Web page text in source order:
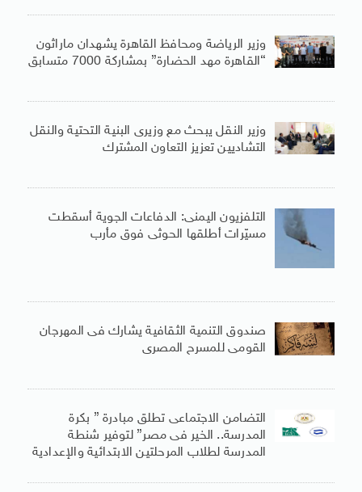
وزير الرياضة ومحافظ القاهرة يشهدان ماراثون
“القاهرة مهد الحضارة” بمشاركة 7000 متسابق
وزير النقل يبحث مع وزيرى البنية التحتية والنقل
التشاديين تعزيز التعاون المشترك
التلفزيون اليمنى: الدفاعات الجوية أسقطت
مسيّرات أطلقها الحوثى فوق مأرب
صندوق التنمية الثقافية يشارك فى المهرجان
القومى للمسرح المصرى
التضامن الاجتماعى تطلق مبادرة ” بكرة
المدرسة.. الخير فى مصر” لتوفير شنطة
المدرسة لطلاب المرحلتين الابتدائية والإعدادية